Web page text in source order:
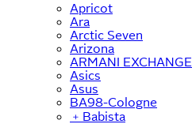
Apricot
Ara
Arctic Seven
Arizona
ARMANI EXCHANGE
Asics
Asus
BA98-Cologne
﹢ Babista